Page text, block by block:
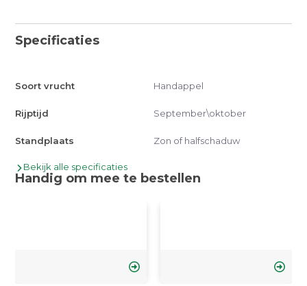
Specificaties
Soort vrucht Handappel
Rijptijd September\oktober
Standplaats Zon of halfschaduw
Bekijk alle specificaties
Handig om mee te bestellen